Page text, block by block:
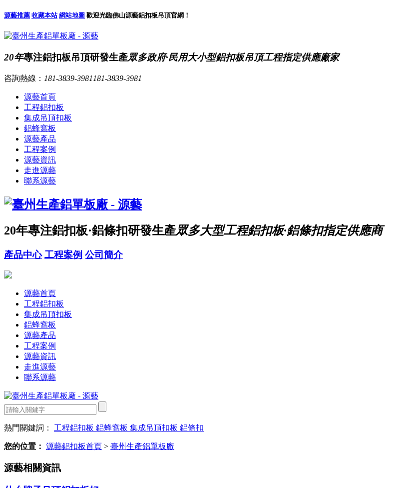
源藝推薦 收藏本站 網站地圖 歡迎光臨佛山源藝鋁扣板吊頂官網！
20年專注鋁扣板吊頂研發生產眾多政府·民用大小型鋁扣板吊頂工程指定供應廠家
咨詢熱線： 181-3839-3981 181-3839-3981
源藝首頁
工程鋁扣板
集成吊頂扣板
鋁蜂窩板
源藝產品
工程案例
源藝資訊
走進源藝
聯系源藝
20年專注鋁扣板·鋁條扣研發生產眾多大型工程鋁扣板·鋁條扣指定供應商
產品中心 工程案例 公司簡介
源藝首頁
工程鋁扣板
集成吊頂扣板
鋁蜂窩板
源藝產品
工程案例
源藝資訊
走進源藝
聯系源藝
熱門關鍵詞： 工程鋁扣板 鋁蜂窩板 集成吊頂扣板 鋁條扣
您的位置： 源藝鋁扣板首頁 > 臺州生產鋁單板廠
源藝相關資訊